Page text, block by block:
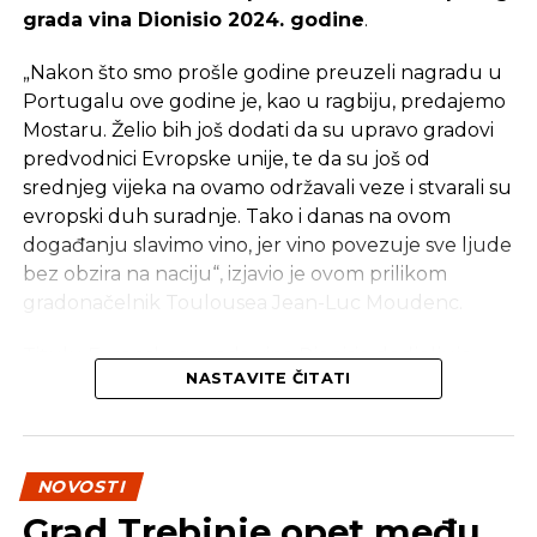
sjedišta nije garantovana za članove i da će zavisiti
faktora“.BIZLife
grada vina Dionisio 2024. godine.
„Nakon što smo prošle godine preuzeli nagradu u
Portugalu ove godine je, kao u ragbiju, predajemo
Mostaru. Želio bih još dodati da su upravo gradovi
predvodnici Evropske unije, te da su još od
srednjeg vijeka na ovamo održavali veze i stvarali su
evropski duh suradnje. Tako i danas na ovom
događanju slavimo vino, jer vino povezuje sve ljude
bez obzira na naciju“, izjavio je ovom prilikom
gradonačelnik Toulousea Jean-Luc Moudenc.
Titulu Evropskog grada vina Dionisio dodjeljuje
Evropska mreža vinskih gradova RECEVIN s ciljem
vinogradarstvo i turizam, podsjećaju iz Grada
Mostara.
Ova titula posljednja je u nizu priznanja koje su
NASTAVITE ČITATI
NOVOSTI